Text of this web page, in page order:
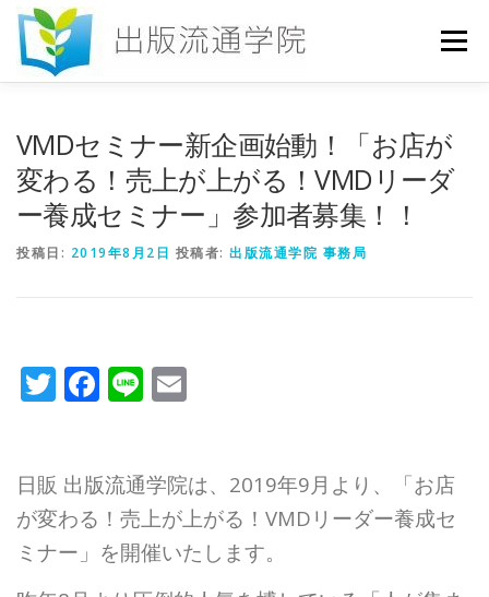
メニュー
お問い合わせ DICTIONARY COLUMN
VMDセミナー新企画始動！「お店が
変わる！売上が上がる！VMDリーダ
ー養成セミナー」参加者募集！！
投稿日: 2019年8月2日 投稿者: 出版流通学院 事務局
Twitter
Facebook
Line
日販 出版流通学院は、2019年9月より、「お店
が変わる！売上が上がる！VMDリーダー養成セ
ミナー」を開催いたします。